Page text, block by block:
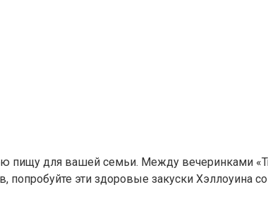
пищу для вашей семьи. Между вечеринками
эти здоровые закуски Хэллоуина